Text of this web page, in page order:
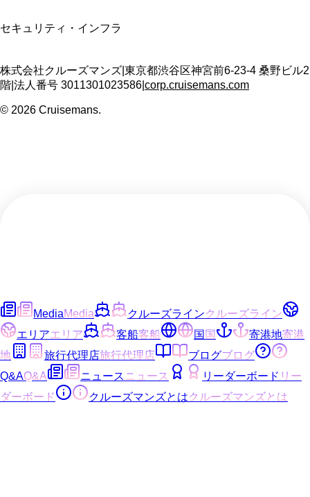
セキュリティ・インフラ
株式会社クルーズマンズ 東京都渋谷区神宮前6-23-4 桑野ビル2
階 法人番号 3011301023586 corp.cruisemans.com
© 2026 Cruisemans.
MediaMedia クルーズラインクルーズライン
エリアエリア 客船客船 国国 寄港地寄港
地
旅行代理店旅行代理店 ブログブログ
Q&AQ&A ニュース ニュース リーダーボード リー
ダーボード
クルーズマンズとはクルーズマンズとは